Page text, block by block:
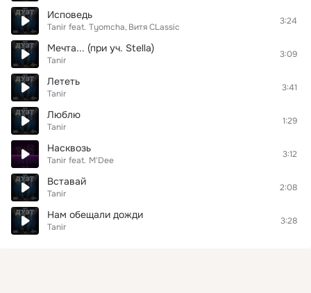
Исповедь
Tanir feat. Tyomcha Витя CLassic
3:24
Мечта... (при уч. Stella)
Tanir
3:09
Лететь
Tanir
3:41
Люблю
Tanir
1:29
Насквозь
Tanir feat. M'Dee
3:12
Вставай
Tanir
2:08
Нам обещали дожди
Tanir
3:28